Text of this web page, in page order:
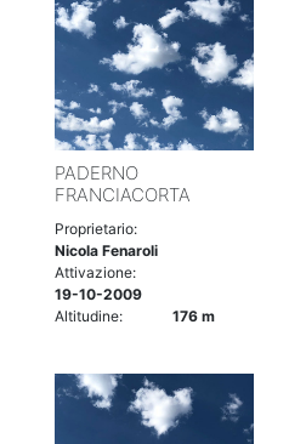
PADERNO
FRANCIACORTA
Proprietario:
Nicola Fenaroli
Attivazione:
19-10-2009
Altitudine:
176 m